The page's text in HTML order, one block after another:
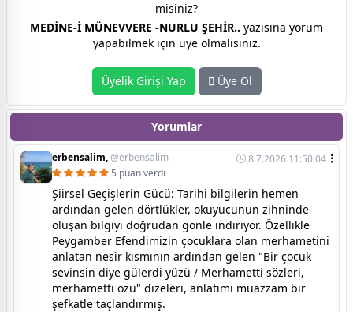
misiniz?
MEDİNE-İ MÜNEVVERE -NURLU ŞEHİR.. yazısına yorum
yapabilmek için üye olmalısınız.
Üyelik Girişi Yap Üye Ol
Yorumlar
erbensalim,@erbensalim
8.7.2026 11:50:04
5 puan verdi
Şiirsel Geçişlerin Gücü: Tarihi bilgilerin hemen
ardından gelen dörtlükler, okuyucunun zihninde
oluşan bilgiyi doğrudan gönle indiriyor. Özellikle
Peygamber Efendimizin çocuklara olan merhametini
anlatan nesir kısmının ardından gelen "Bir çocuk
sevinsin diye gülerdi yüzü / Merhametti sözleri,
merhametti özü" dizeleri, anlatımı muazzam bir
şefkatle taçlandırmış.